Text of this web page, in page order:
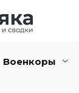
Военкоры